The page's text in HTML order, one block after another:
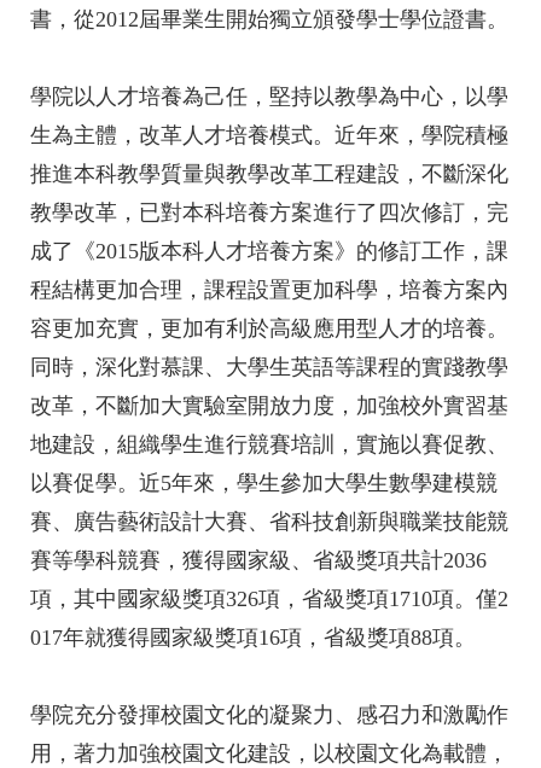
書，從2012屆畢業生開始獨立頒發學士學位證書。
學院以人才培養為己任，堅持以教學為中心，以學
生為主體，改革人才培養模式。近年來，學院積極
推進本科教學質量與教學改革工程建設，不斷深化
教學改革，已對本科培養方案進行了四次修訂，完
成了《2015版本科人才培養方案》的修訂工作，課
程結構更加合理，課程設置更加科學，培養方案內
容更加充實，更加有利於高級應用型人才的培養。
同時，深化對慕課、大學生英語等課程的實踐教學
改革，不斷加大實驗室開放力度，加強校外實習基
地建設，組織學生進行競賽培訓，實施以賽促教、
以賽促學。近5年來，學生參加大學生數學建模競
賽、廣告藝術設計大賽、省科技創新與職業技能競
賽等學科競賽，獲得國家級、省級獎項共計2036
項，其中國家級獎項326項，省級獎項1710項。僅2
017年就獲得國家級獎項16項，省級獎項88項。
學院充分發揮校園文化的凝聚力、感召力和激勵作
用，著力加強校園文化建設，以校園文化為載體，